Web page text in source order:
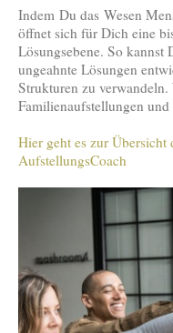
Indem Du das Wesen
öffnet sich für Dich eine
Lösungsebene. So kannst
ungeahnte Lösungen
Strukturen zu
Familienaufstellungen
Hier geht es zur
AufstellungsCoach